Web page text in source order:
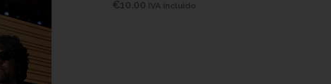
€10.00 IVA incluido